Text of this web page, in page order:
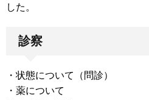
した。
診察
・状態について（問診）
・薬について